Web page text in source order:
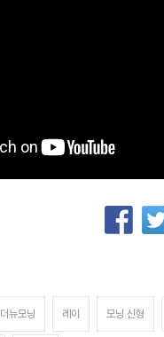
더뉴모닝 레이 모닝 신형